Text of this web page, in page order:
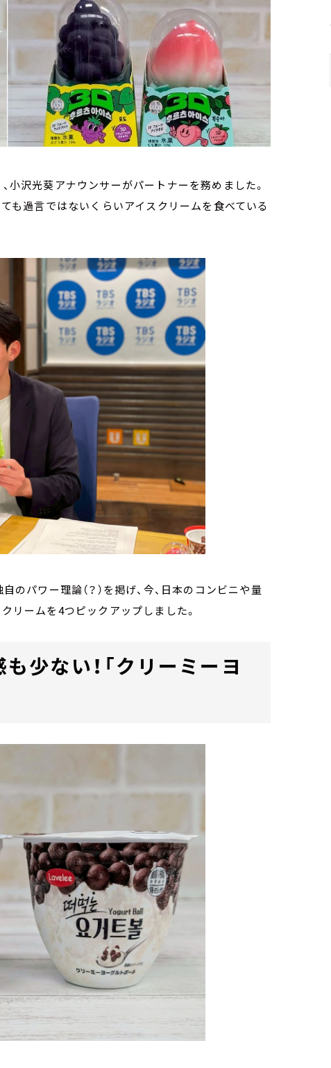
沢光葵アナウンサーがパートナーを務めました。
も過言ではないくらいアイスクリームを食べている
のパワー理論（？）を掲げ、今、日本のコンビニや量
リームを4つピックアップしました。
少ない！「クリーミーヨ